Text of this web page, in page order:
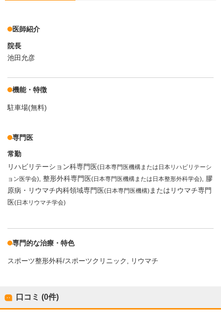
医師紹介
院長
池田允彦
機能・特徴
駐車場(無料)
専門医
常勤
リハビリテーション科専門医(日本専門医機構または日本リハビリテーシ
ョン医学会) 整形外科専門医(日本専門医機構または日本整形外科学会)
膠
原病・リウマチ内科領域専門医(日本専門医機構)またはリウマチ専門
医(日本リウマチ学会)
専門的な治療・特色
スポーツ整形外科/スポーツクリニック リウマチ
口コミ (0件)